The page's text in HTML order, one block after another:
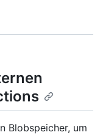
Blobspeicher, um